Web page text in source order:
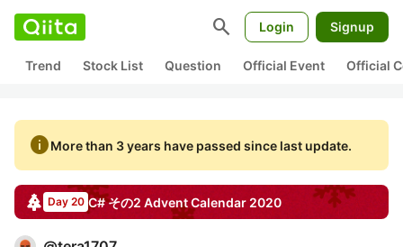
search Login Signup
Trend Stock List Question Official Event Official
infoMore than 3 years have passed since last update.
Day 20 C# その2 Advent Calendar 2020